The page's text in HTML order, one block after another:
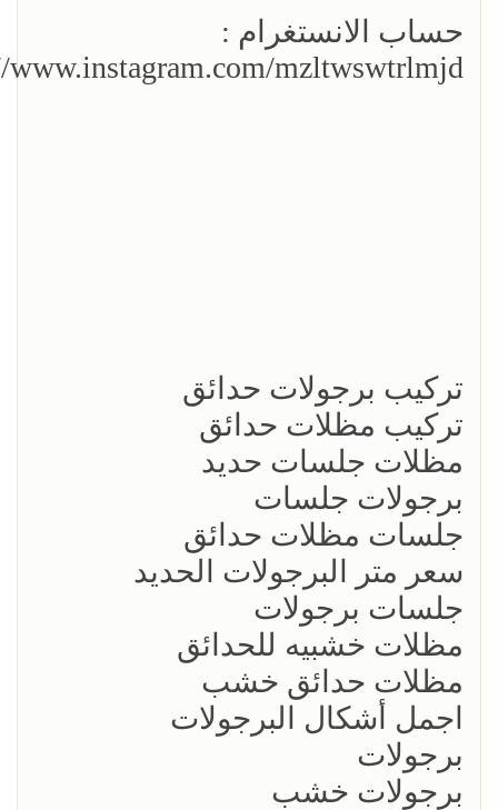
حساب الانستغرام :
www.instagram.com/mzltwswtrlmjd/
تركيب برجولات حدائق
تركيب مظلات حدائق
مظلات جلسات حديد
برجولات جلسات
جلسات مظلات حدائق
سعر متر البرجولات الحديد
جلسات برجولات
مظلات خشبيه للحدائق
مظلات حدائق خشب
اجمل أشكال البرجولات
برجولات
برجولات خشب